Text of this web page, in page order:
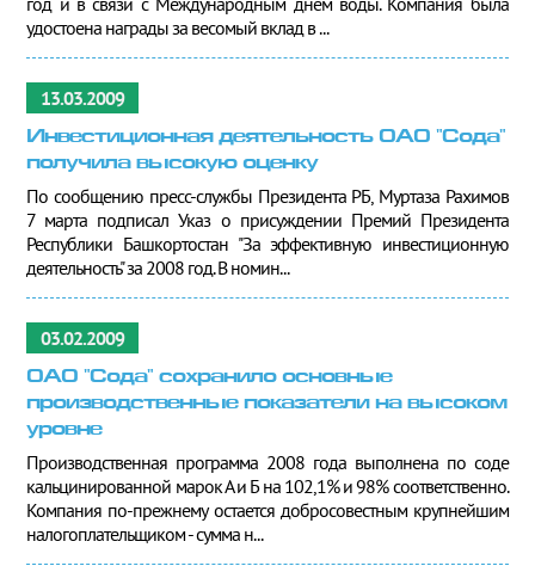
удостоена награды за весомый вклад в ...
13.03.2009
Инвестиционная деятельность ОАО "Сода"
получила высокую оценку
По сообщению пресс-службы Президента РБ, Муртаза Рахимов
7 марта подписал Указ о присуждении Премий Президента
Республики Башкортостан "За эффективную инвестиционную
деятельность" за 2008 год. В номин...
03.02.2009
ОАО "Сода" сохранило основные
производственные показатели на высоком
уровне
Производственная программа 2008 года выполнена по соде
кальцинированной марок А и Б на 102,1% и 98% соответственно.
Компания по-прежнему остается добросовестным крупнейшим
налогоплательщиком - сумма н...